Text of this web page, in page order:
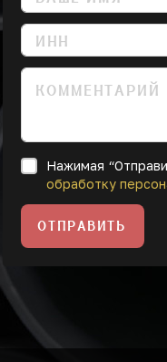
Нажимая
обработку
ОТПРАВИТЬ